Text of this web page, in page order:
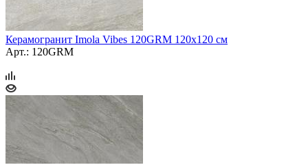
Керамогранит Imola Vibes 120GRM 120x120 см
Арт.: 120GRM